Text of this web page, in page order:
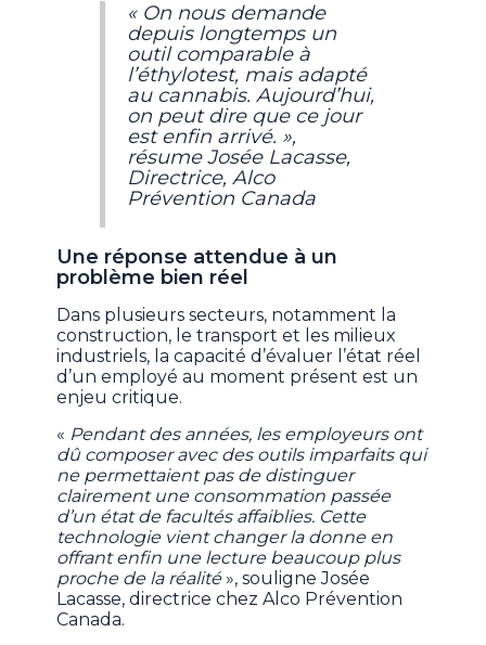
« On nous demande
depuis longtemps un
outil comparable à
l’éthylotest, mais adapté
au cannabis. Aujourd’hui,
on peut dire que ce jour
est enfin arrivé. »,
résume Josée Lacasse,
Directrice, Alco
Prévention Canada
Une réponse attendue à un
problème bien réel
Dans plusieurs secteurs, notamment la
construction, le transport et les milieux
industriels, la capacité d’évaluer l’état réel
d’un employé au moment présent est un
enjeu critique.
« Pendant des années, les employeurs ont
dû composer avec des outils imparfaits qui
ne permettaient pas de distinguer
clairement une consommation passée
d’un état de facultés affaiblies. Cette
technologie vient changer la donne en
offrant enfin une lecture beaucoup plus
proche de la réalité», souligne Josée
Lacasse, directrice chez Alco Prévention
Canada.